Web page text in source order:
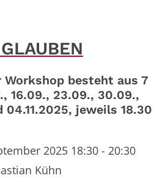
Workshop besteht aus 7
16.09., 23.09., 30.09.,
04.11.2025, jeweils 18.30
2025 18:30 - 20:30
Kühn